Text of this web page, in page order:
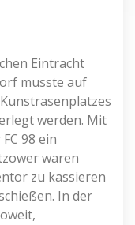
Eintracht
musste auf
werden. Mit
98 ein
waren
zu kassieren
In der